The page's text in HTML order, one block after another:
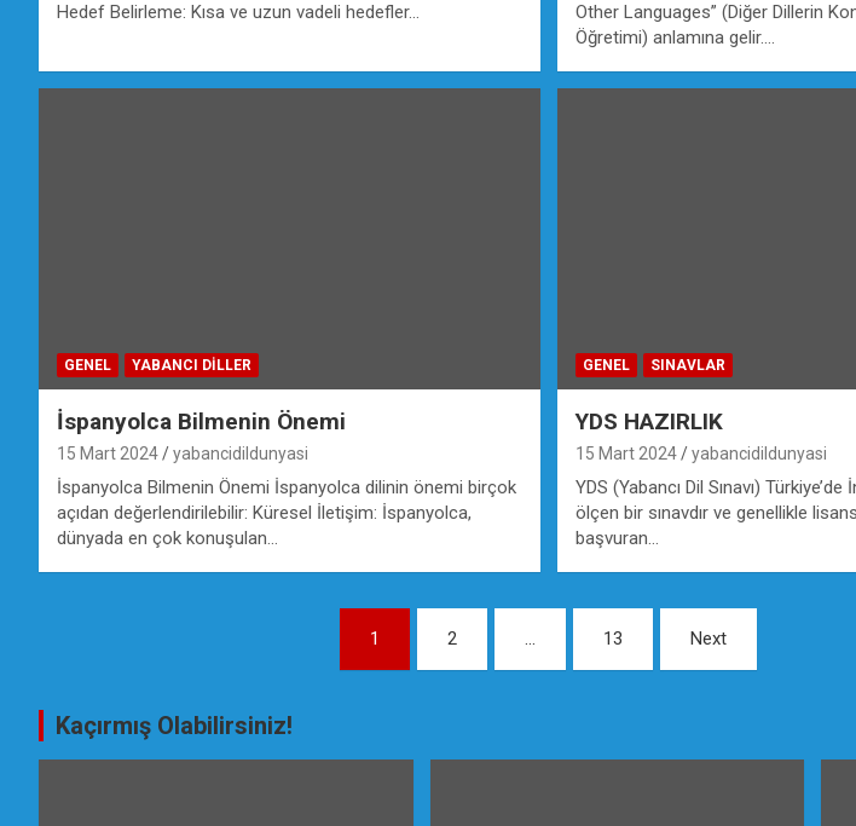
Hedef Belirleme: Kısa ve uzun vadeli hedefler…
Other Languages” (Diğer Dillerin
Öğretimi) anlamına gelir.…
GENEL YABANCI DILLER
İspanyolca Bilmenin Önemi
15 Mart 2024 yabancidildunyasi
İspanyolca Bilmenin Önemi İspanyolca dilinin önemi birçok
açıdan değerlendirilebilir: Küresel İletişim: İspanyolca,
dünyada en çok konuşulan…
GENEL SINAVLAR
YDS HAZIRLIK
15 Mart 2024 yabancidildunyasi
YDS (Yabancı Dil Sınavı)
ölçen bir sınavdır ve genellikle
başvuran…
1 2 … 13 Next
Kaçırmış Olabilirsiniz!